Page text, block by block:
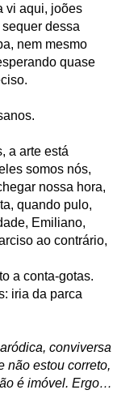
vi aqui, joões
dessa
nem mesmo
quase
a arte está
somos nós,
nossa hora,
quando pulo,
Emiliano,
ao contrário,
a conta-gotas.
iria da parca
conviversa
não estou correto,
é imóvel. Ergo…